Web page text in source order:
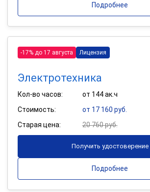
Подробнее
-17% до 17 августа Лицензия
Электротехника
Кол-во часов:
от 144 ак.ч
Стоимость:
от 17 160 руб.
Старая цена:
20 760 руб.
Получить удостоверение
Подробнее